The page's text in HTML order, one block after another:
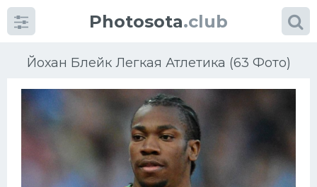
Photosota.club
Йохан Блейк Легкая Атлетика (63 Фото)
Категории Фото